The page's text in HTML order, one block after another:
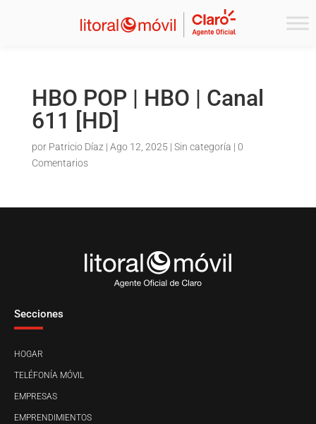
HBO POP | HBO | Canal
611 [HD]
por Patricio Díaz | Ago 12, 2025 | Sin categoría | 0
Comentarios
Secciones
HOGAR
TELÉFONÍA MÓVIL
EMPRESAS
EMPRENDIMIENTOS